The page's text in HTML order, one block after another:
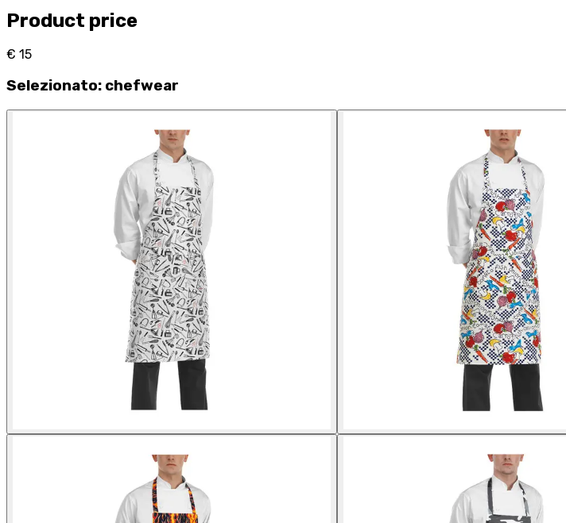
Product price
€ 15
Selezionato: chefwear